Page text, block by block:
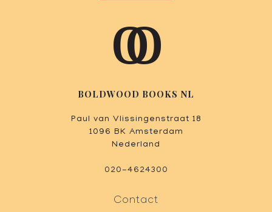
BOLDWOOD BOOKS NL
Paul van Vlissingenstraat 18
1096 BK Amsterdam
Nederland
020-4624300
Contact